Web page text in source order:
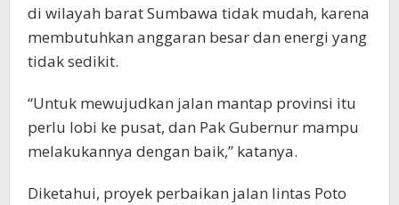
di wilayah barat Sumbawa tidak mudah, karena
membutuhkan anggaran besar dan energi yang
tidak sedikit.
“Untuk mewujudkan jalan mantap provinsi itu
perlu lobi ke pusat, dan Pak Gubernur mampu
melakukannya dengan baik,” katanya.
Diketahui, proyek perbaikan jalan lintas Poto